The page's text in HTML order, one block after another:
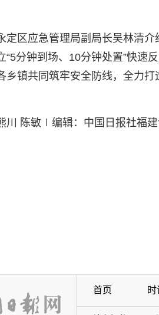
定区应急管理局副局长吴林清
“5分钟到场、10分钟处置”快速
乡镇共同筑牢安全防线，全力
川 陈敏∣编辑：中国日报社福建
首页 时